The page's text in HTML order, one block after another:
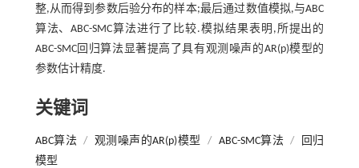
整,从而得到参数后验分布的样本;最后通过数值模拟,与ABC
算法、ABC-SMC算法进行了比较.模拟结果表明,所提出的
ABC-SMC回归算法显著提高了具有观测噪声的AR(p)模型的
参数估计精度.
关键词
ABC算法 / 观测噪声的AR(p)模型 / ABC-SMC算法 /
回归
模型